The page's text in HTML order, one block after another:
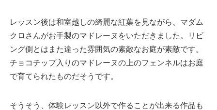
レッスン後は和室越しの綺麗な紅葉を見ながら、マダム
クロさんがお手製のマドレーヌをいただきました。リビ
ング側とはまた違った雰囲気の素敵なお庭が素敵です。
チョコチップ入りのマドレーヌの上のフェンネルはお庭
で育てられたものだそうです。
そうそう、体験レッスン以外で作ることが出来る作品も